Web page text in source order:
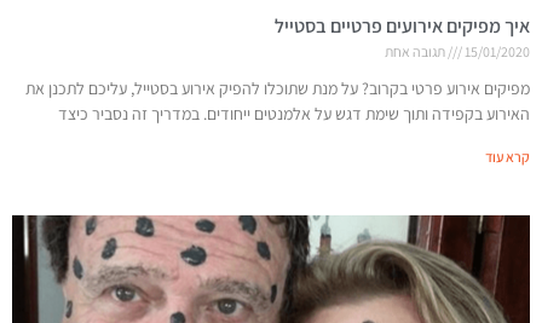
איך מפיקים אירועים פרטיים בסטייל
15/01/2020 תגובה אחת
מפיקים אירוע פרטי בקרוב? על מנת שתוכלו להפיק אירוע בסטייל, עליכם לתכנן את
האירוע בקפידה ותוך שימת דגש על אלמנטים ייחודים. במדריך זה נסביר כיצד
קרא עוד